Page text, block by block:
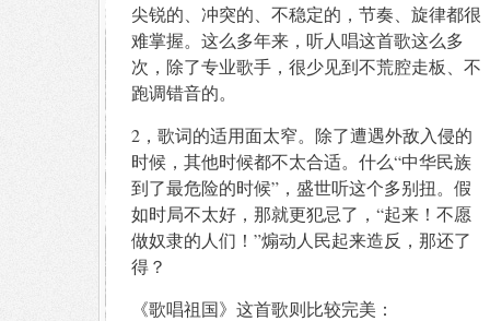
尖锐的、冲突的、不稳定的，节奏、旋律都很
难掌握。这么多年来，听人唱这首歌这么多
次，除了专业歌手，很少见到不荒腔走板、不
跑调错音的。
2，歌词的适用面太窄。除了遭遇外敌入侵的
时候，其他时候都不太合适。什么“中华民族
到了最危险的时候”，盛世听这个多别扭。假
如时局不太好，那就更犯忌了，“起来！不愿
做奴隶的人们！”煽动人民起来造反，那还了
得？
《歌唱祖国》这首歌则比较完美：